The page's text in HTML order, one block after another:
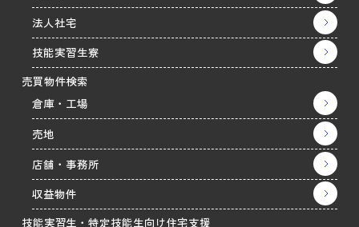
法人社宅
技能実習生寮
売買物件検索
倉庫・工場
売地
店舗・事務所
収益物件
技能実習生・特定技能生向け住宅支援